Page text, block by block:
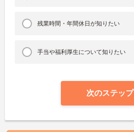
残業時間・年間休日が知りたい
手当や福利厚生について知りたい
次のステップ